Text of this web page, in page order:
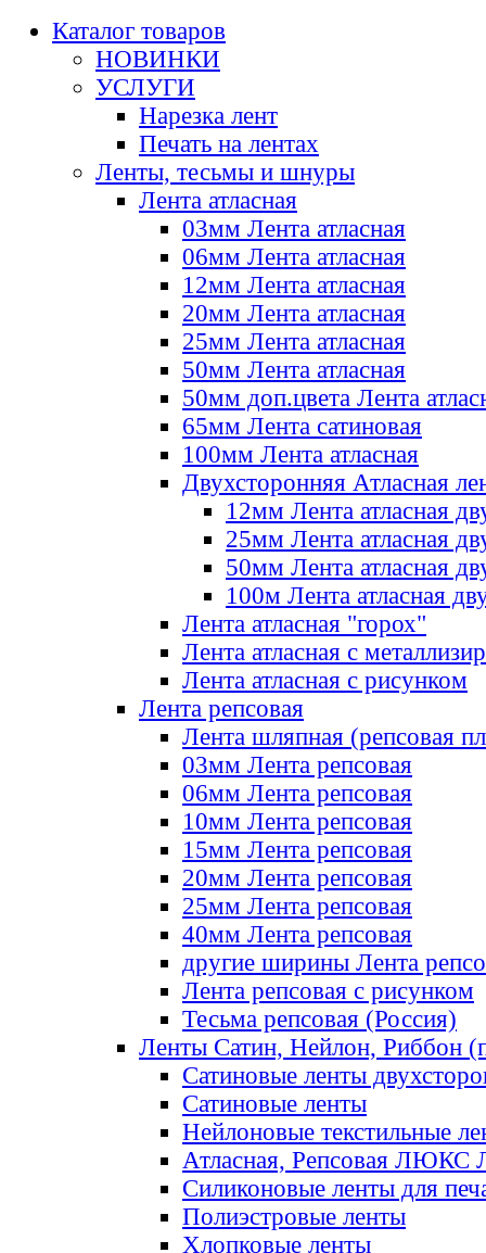
Каталог товаров
НОВИНКИ
УСЛУГИ
Нарезка лент
Печать на лентах
Ленты, тесьмы и шнуры
Лента атласная
03мм Лента атласная
06мм Лента атласная
12мм Лента атласная
20мм Лента атласная
25мм Лента атласная
50мм Лента атласная
50мм доп.цвета Лента
65мм Лента сатиновая
100мм Лента атласная
Двухсторонняя Атласная
12мм Лента атласная
25мм Лента атласная
50мм Лента атласная
100м Лента атласная
Лента атласная "горох"
Лента атласная с
Лента атласная с рисунком
Лента репсовая
Лента шляпная (репсовая
03мм Лента репсовая
06мм Лента репсовая
10мм Лента репсовая
15мм Лента репсовая
20мм Лента репсовая
25мм Лента репсовая
40мм Лента репсовая
другие ширины Лента
Лента репсовая с рисунком
Тесьма репсовая (Россия)
Ленты Сатин, Нейлон, Риббон
Сатиновые ленты
Сатиновые ленты
Нейлоновые текстильные
Атласная, Репсовая ЛЮКС
Силиконовые ленты для
Полиэстровые ленты
Хлопковые ленты